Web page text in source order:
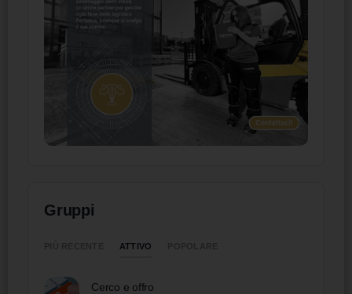
Gruppi
ATTIVO
Cerco e offro